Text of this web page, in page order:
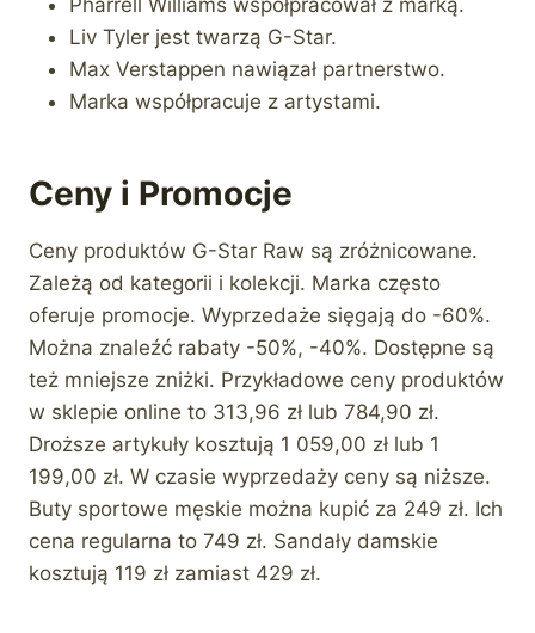
Liv Tyler jest twarzą G-Star.
Max Verstappen nawiązał partnerstwo.
Marka współpracuje z artystami.
Ceny i Promocje
Ceny produktów G-Star Raw są zróżnicowane.
Zależą od kategorii i kolekcji. Marka często
oferuje promocje. Wyprzedaże sięgają do -60%.
Można znaleźć rabaty -50%, -40%. Dostępne są
też mniejsze zniżki. Przykładowe ceny produktów
w sklepie online to 313,96 zł lub 784,90 zł.
Droższe artykuły kosztują 1 059,00 zł lub 1
199,00 zł. W czasie wyprzedaży ceny są niższe.
Buty sportowe męskie można kupić za 249 zł. Ich
cena regularna to 749 zł. Sandały damskie
kosztują 119 zł zamiast 429 zł.